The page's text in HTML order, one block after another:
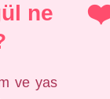
ne
ve yas